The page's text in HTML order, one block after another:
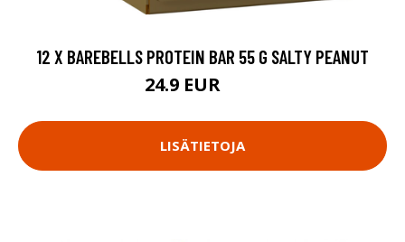
12 X BAREBELLS PROTEIN BAR 55 G SALTY PEANUT
24.9 EUR
LISÄTIETOJA